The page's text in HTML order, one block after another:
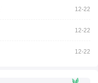
12-22
12-22
12-22